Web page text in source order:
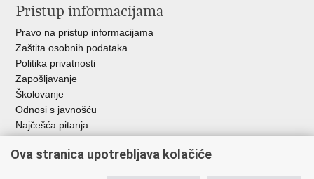
Pristup informacijama
Pravo na pristup informacijama
Zaštita osobnih podataka
Politika privatnosti
Zapošljavanje
Školovanje
Odnosi s javnošću
Najčešća pitanja
Važne poveznice
Ova stranica upotrebljava kolačiće